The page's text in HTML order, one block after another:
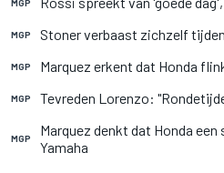
MGP
MGP Stoner verbaast zichzelf
MGP Marquez erkent dat Honda
MGP Tevreden Lorenzo:
MGP
Marquez denkt dat Honda
Yamaha